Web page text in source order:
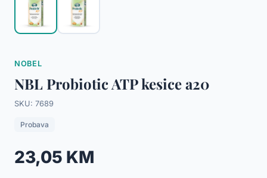
NOBEL
NBL Probiotic ATP kesice a20
SKU: 7689
Probava
23,05 KM